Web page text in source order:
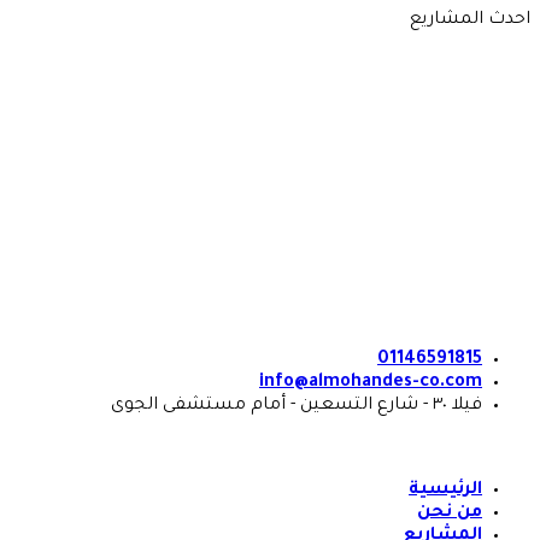
Skip
احدث المشاريع
01146591815
info@almohandes-co.com
فيلا ٣٠ - شارع التسعين - أمام مستشفى الجوى
الرئيسية
من نحن